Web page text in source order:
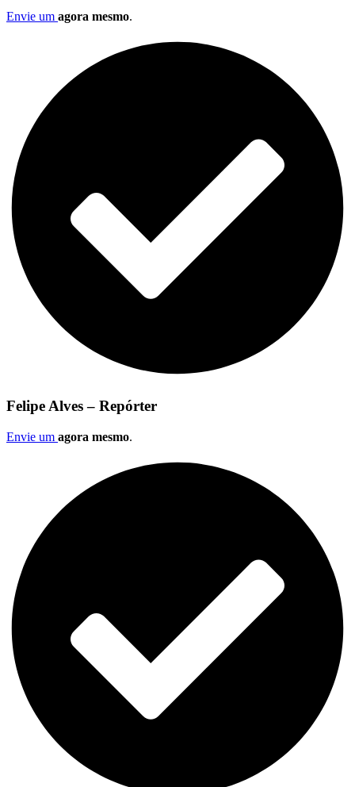
Envie um agora mesmo.
Felipe Alves – Repórter
Envie um agora mesmo.